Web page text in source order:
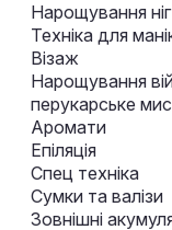
Нарощування
Техніка для
Візаж
Нарощування
перукарське
Аромати
Епіляція
Спец техніка
Сумки та валізи
Зовнішні